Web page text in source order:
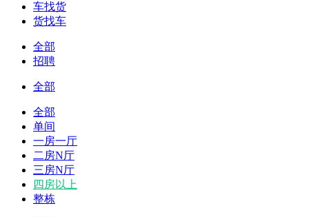
车找货
货找车
全部
招聘
全部
全部
单间
一房一厅
二房N厅
三房N厅
四房以上
整栋